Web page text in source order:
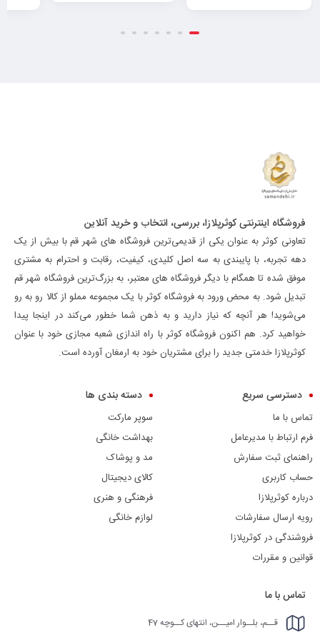
فروشگاه اینترنتی کوثرپلازا، بررسی، انتخاب و خرید آنلاین
تعاونی کوثر به عنوان یکی از قدیمی‌ترین فروشگاه های شهر قم با بیش از یک
دهه تجربه، با پایبندی به سه اصل کلیدی، کیفیت، رقابت و احترام به مشتری
موفق شده تا همگام با دیگر فروشگاه های معتبر، به بزرگ‌ترین فروشگاه شهر قم
تبدیل شود. به محض ورود به فروشگاه کوثر با یک مجموعه مملو از کالا رو به رو
می‌شوید! هر آنچه که نیاز دارید و به ذهن شما خطور می‌کند در اینجا پیدا
خواهید کرد. هم اکنون فروشگاه کوثر با راه اندازی شعبه مجازی خود با عنوان
کوثرپلازا خدمتی جدید را برای مشتریان خود به ارمغان آورده است.
دسترسی سریع
تماس با ما
فرم ارتباط با مدیرعامل
راهنمای ثبت سفارش
حساب کاربری
درباره کوثرپلازا
رویه ارسال سفارشات
فروشندگی در کوثرپلازا
قوانین و مقررات
دسته بندی ها
سوپر مارکت
بهداشت خانگی
مد و پوشاک
کالای دیجیتال
فرهنگی و هنری
لوازم خانگی
تماس با ما
قــم، بلــوار امیــن، انتهای کــوچه 47